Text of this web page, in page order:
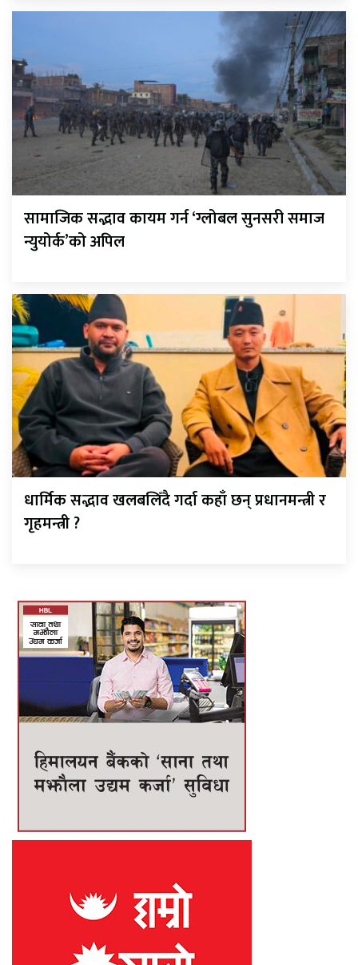
सामाजिक सद्भाव कायम गर्न ‘ग्लोबल सुनसरी समाज
न्युयोर्क’को अपिल
धार्मिक सद्भाव खलबलिँदै गर्दा कहाँ छन् प्रधानमन्त्री र
गृहमन्त्री ?